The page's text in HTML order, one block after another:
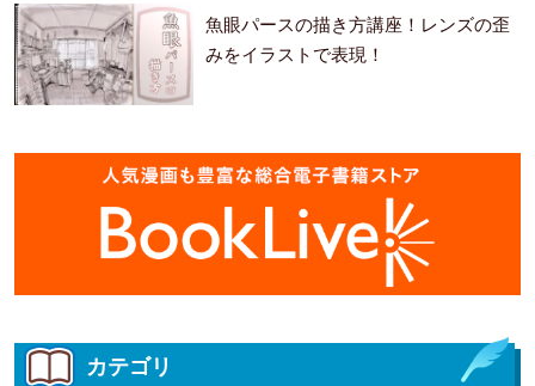
魚眼パースの描き方講座！レンズの歪
みをイラストで表現！
カテゴリ